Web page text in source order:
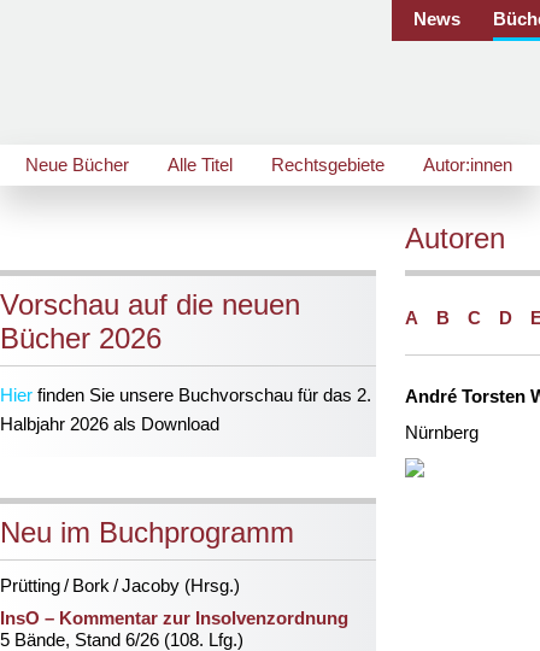
News
Neue Bücher Alle Titel Rechtsgebiete Autor:innen
Vorschau auf die neuen
Bücher 2026
Hier finden Sie unsere Buchvorschau für das 2.
Halbjahr 2026 als Download
Neu im Buchprogramm
Prütting / Bork / Jacoby (Hrsg.)
InsO – Kommentar zur Insolvenzordnung
5 Bände, Stand 6/26 (108. Lfg.)
Autoren
A B C D
André Torsten
Nürnberg